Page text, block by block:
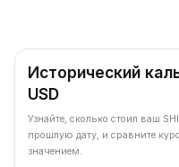
Исторический
USD
Узнайте, сколько стоил ваш
прошлую дату, и сравните
значением.